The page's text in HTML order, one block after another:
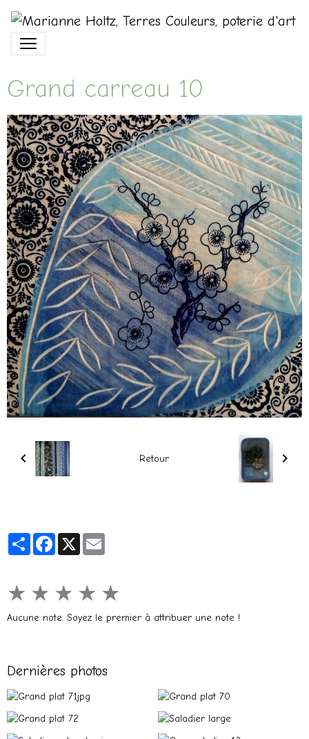
Grand carreau 10
Retour
PartagerFacebook
X
★ ★ ★ ★ ★
Aucune note. Soyez le premier à attribuer une note !
Dernières photos